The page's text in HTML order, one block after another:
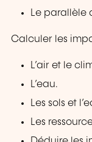
Le parallèle
Calculer les
L’air et le
L’eau.
Les sols et
Les